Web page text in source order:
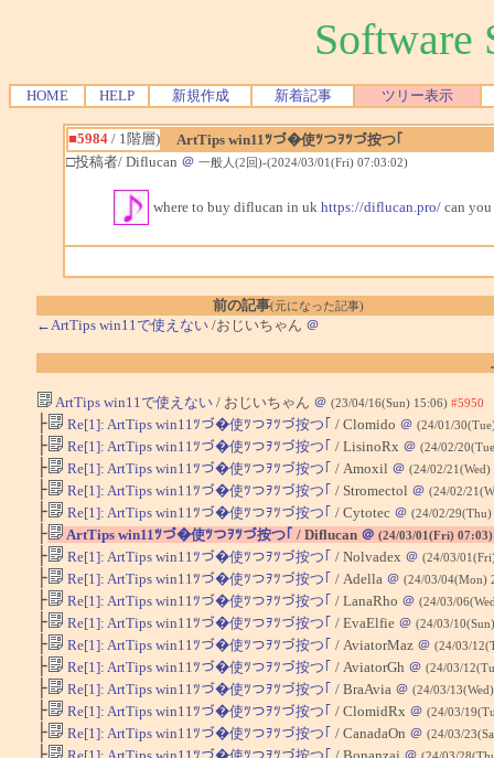
Software
HOME HELP 新規作成 新着記事 ツリー表示
■5984/ 1階層)
ArtTips win11ﾂづ�使ﾂつｦﾂづ按つ｢
□投稿者/ Diflucan ＠ 一般人(2回)-(2024/03/01(Fri) 07:03:02)
where to buy diflucan in uk https://diflucan.pro/can you
前の記事(元になった記事)
←ArtTips win11で使えない/おじいちゃん ＠
ArtTips win11で使えない/ おじいちゃん ＠ (23/04/16(Sun) 15:06) #5950
├ Re[1]: ArtTips win11ﾂづ�使ﾂつｦﾂづ按つ｢ / Clomido ＠ (24/01/
├ Re[1]: ArtTips win11ﾂづ�使ﾂつｦﾂづ按つ｢ / LisinoRx ＠ (24/02/
├ Re[1]: ArtTips win11ﾂづ�使ﾂつｦﾂづ按つ｢ / Amoxil ＠ (24/02/
├ Re[1]: ArtTips win11ﾂづ�使ﾂつｦﾂづ按つ｢ / Stromectol ＠ (24/02/
├ Re[1]: ArtTips win11ﾂづ�使ﾂつｦﾂづ按つ｢ / Cytotec ＠ (24/02/
├ ArtTips win11ﾂづ�使ﾂつｦﾂづ按つ｢ / Diflucan ＠ (24/03/01(Fri)
├ Re[1]: ArtTips win11ﾂづ�使ﾂつｦﾂづ按つ｢ / Nolvadex ＠ (24/03/
├ Re[1]: ArtTips win11ﾂづ�使ﾂつｦﾂづ按つ｢ / Adella ＠ (24/03/04(Mon)
├ Re[1]: ArtTips win11ﾂづ�使ﾂつｦﾂづ按つ｢ / LanaRho ＠ (24/03/
├ Re[1]: ArtTips win11ﾂづ�使ﾂつｦﾂづ按つ｢ / EvaElfie ＠ (24/03/
├ Re[1]: ArtTips win11ﾂづ�使ﾂつｦﾂづ按つ｢ / AviatorMaz ＠ (24/03/
├ Re[1]: ArtTips win11ﾂづ�使ﾂつｦﾂづ按つ｢ / AviatorGh ＠ (24/03/
├ Re[1]: ArtTips win11ﾂづ�使ﾂつｦﾂづ按つ｢ / BraAvia ＠ (24/03/
├ Re[1]: ArtTips win11ﾂづ�使ﾂつｦﾂづ按つ｢ / ClomidRx ＠ (24/03/
├ Re[1]: ArtTips win11ﾂづ�使ﾂつｦﾂづ按つ｢ / CanadaOn ＠ (24/03/
├